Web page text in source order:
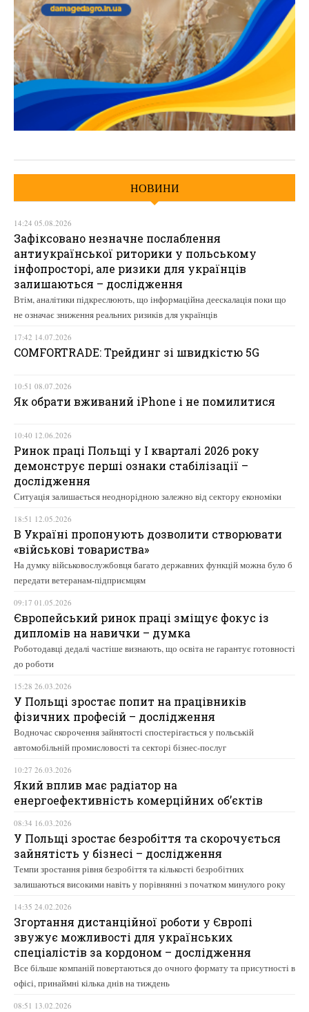
НОВИНИ
14:24 05.08.2026
Зафіксовано незначне послаблення
антиукраїнської риторики у польському
інфопросторі, але ризики для українців
залишаються – дослідження
Втім, аналітики підкреслюють, що інформаційна деескалація поки що
не означає зниження реальних ризиків для українців
17:42 14.07.2026
COMFORTRADE: Трейдинг зі швидкістю 5G
10:51 08.07.2026
Як обрати вживаний iPhone і не помилитися
10:40 12.06.2026
Ринок праці Польщі у І кварталі 2026 року
демонструє перші ознаки стабілізації –
дослідження
Ситуація залишається неоднорідною залежно від сектору економіки
18:51 12.05.2026
В Україні пропонують дозволити створювати
«військові товариства»
На думку військовослужбовця багато державних функцій можна було б
передати ветеранам-підприємцям
09:17 01.05.2026
Європейський ринок праці зміщує фокус із
дипломів на навички – думка
Роботодавці дедалі частіше визнають, що освіта не гарантує готовності
до роботи
15:28 26.03.2026
У Польщі зростає попит на працівників
фізичних професій – дослідження
Водночас скорочення зайнятості спостерігається у польській
автомобільній промисловості та секторі бізнес-послуг
10:27 26.03.2026
Який вплив має радіатор на
енергоефективність комерційних об’єктів
08:34 16.03.2026
У Польщі зростає безробіття та скорочується
зайнятість у бізнесі – дослідження
Темпи зростання рівня безробіття та кількості безробітних
залишаються високими навіть у порівнянні з початком минулого року
14:35 24.02.2026
Згортання дистанційної роботи у Європі
звужує можливості для українських
спеціалістів за кордоном – дослідження
Все більше компаній повертаються до очного формату та присутності в
офісі, принаймні кілька днів на тиждень
08:51 13.02.2026